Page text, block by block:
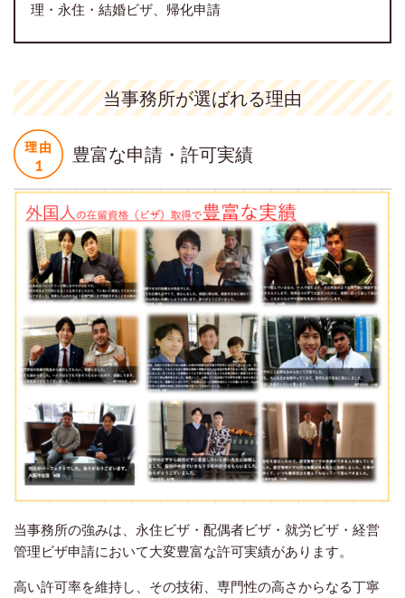
理・永住・結婚ビザ、帰化申請
当事務所が選ばれる理由
豊富な申請・許可実績
当事務所の強みは、永住ビザ・配偶者ビザ・就労ビザ・経営
管理ビザ申請において大変豊富な許可実績があります。
高い許可率を維持し、その技術、専門性の高さからなる丁寧